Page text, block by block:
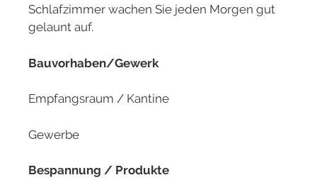
Schlafzimmer wachen Sie jeden Morgen gut
gelaunt auf.
Bauvorhaben/Gewerk
Empfangsraum / Kantine
Gewerbe
Bespannung / Produkte